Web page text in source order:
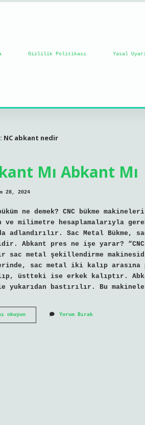
Gizlilik Politikası Yasal
NC abkant nedir
Mı Abkant Mı
28, 2024
ne demek? CNC bükme
ve milimetre hesaplamalarıyla
adlandırılır. Sac Metal Bükme,
Abkant pres ne işe yarar?
sac metal şekillendirme
sac metal iki kalıp
üstteki ise erkek kalıptır.
yukarıdan bastırılır. Bu
okuyunAbkant
Mı
Yorum Bırak